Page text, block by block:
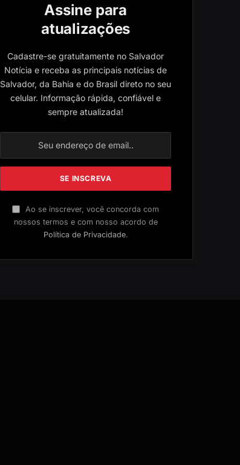
Assine para
atualizações
Cadastre-se gratuitamente no Salvador
Notícia e receba as principais notícias de
Salvador, da Bahia e do Brasil direto no seu
celular. Informação rápida, confiável e
sempre atualizada!
Ao se inscrever, você concorda com
nossos termos e com nosso acordo de
Política de Privacidade.